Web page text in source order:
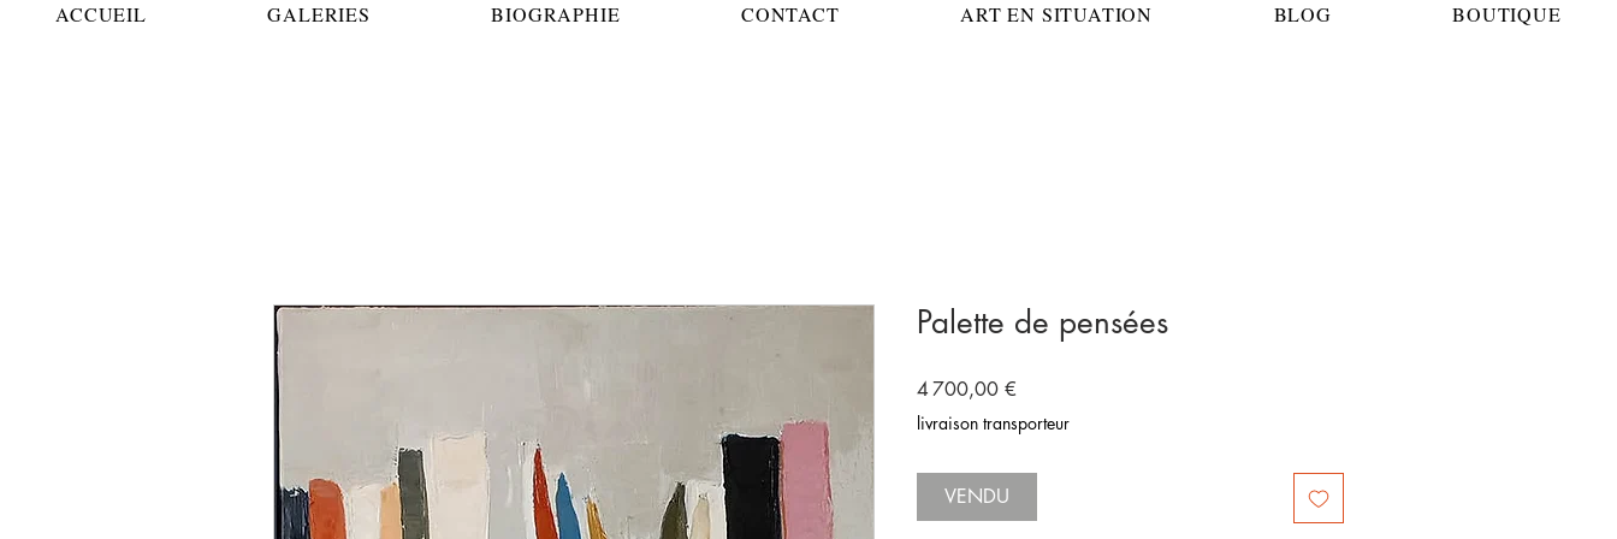
ACCUEIL GALERIES BIOGRAPHIE CONTACT ART EN SITUATION BLOG BOUTIQUE
Palette de pensées
4 700,00 €
livraison transporteur
VENDU